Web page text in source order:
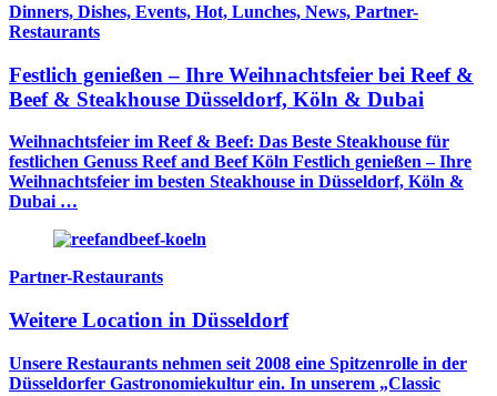
Dinners, Dishes, Events, Hot, Lunches, News, Partner-
Restaurants
Festlich genießen – Ihre Weihnachtsfeier bei Reef &
Beef & Steakhouse Düsseldorf, Köln & Dubai
Weihnachtsfeier im Reef & Beef: Das Beste Steakhouse für
festlichen Genuss Reef and Beef Köln Festlich genießen – Ihre
Weihnachtsfeier im besten Steakhouse in Düsseldorf, Köln &
Dubai …
Partner-Restaurants
Weitere Location in Düsseldorf
Unsere Restaurants nehmen seit 2008 eine Spitzenrolle in der
Düsseldorfer Gastronomiekultur ein. In unserem „Classic